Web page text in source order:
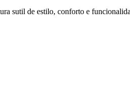
sutil de estilo, conforto e